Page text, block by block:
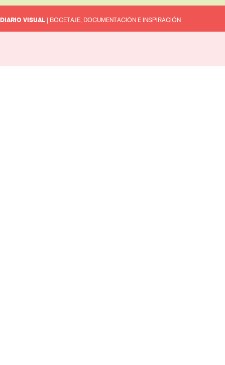
DIARIO VISUAL | BOCETAJE, DOCUMENTACIÓN E INSPIRACIÓN